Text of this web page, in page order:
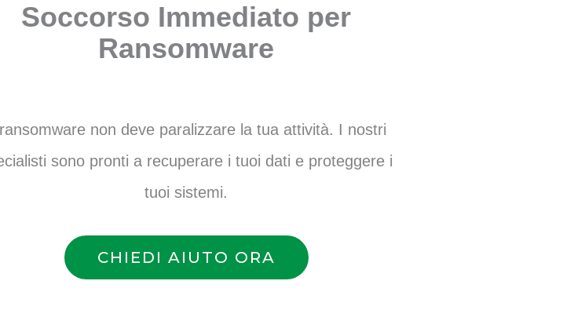
Soccorso Immediato per
Ransomware
non deve paralizzare la tua attività. I nostri
sono pronti a recuperare i tuoi dati e proteggere i
tuoi sistemi.
CHIEDI AIUTO ORA